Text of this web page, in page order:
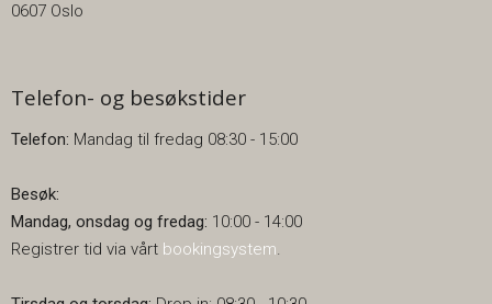
0607 Oslo
Telefon- og besøkstider
Telefon: Mandag til fredag 08:30 - 15:00
Besøk:
Mandag, onsdag og fredag: 10:00 - 14:00
Registrer tid via vårt bookingsystem.